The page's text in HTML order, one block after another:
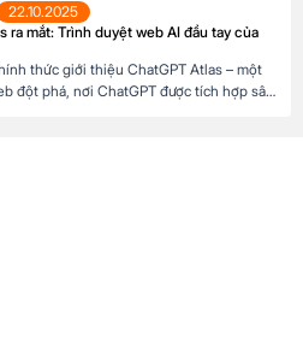
tạo hiệu ứng không gian rộng lớn và ấn
được dùng để thu trọn vẻ đẹp […]
22.10.2025
ra mắt: Trình duyệt web AI đầu tay của
thức giới thiệu ChatGPT Atlas – một
đột phá, nơi ChatGPT được tích hợp sâu